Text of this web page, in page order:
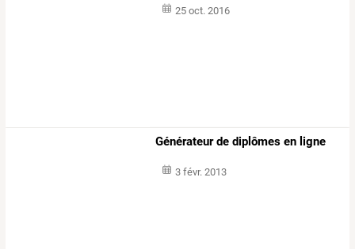
25 oct. 2016
Générateur de diplômes en ligne
3 févr. 2013